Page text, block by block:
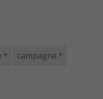
campagne